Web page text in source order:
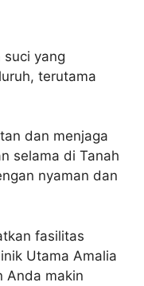
suci yang
terutama
dan menjaga
selama di Tanah
nyaman dan
fasilitas
Utama Amalia
Anda makin